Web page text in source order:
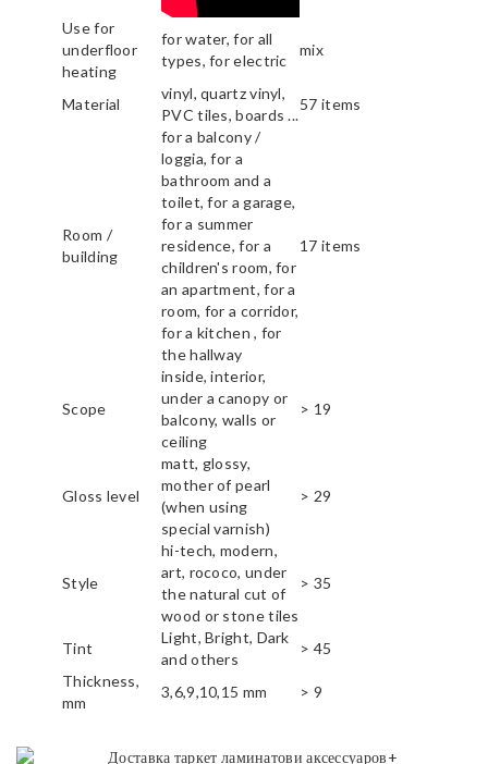
Use for
underfloor
heating
for water, for all
types, for electric
mix
Material
vinyl, quartz vinyl,
PVC tiles, boards ...
57 items
Room /
building
for a balcony /
loggia, for a
bathroom and a
toilet, for a garage,
for a summer
residence, for a
children's room, for
an apartment, for a
room, for a corridor,
for a kitchen , for
the hallway
17 items
Scope
inside, interior,
under a canopy or
balcony, walls or
ceiling
> 19
Gloss level
matt, glossy,
mother of pearl
(when using
special varnish)
> 29
Style
hi-tech, modern,
art, rococo, under
the natural cut of
wood or stone tiles
> 35
Tint
Light, Bright, Dark
and others
> 45
Thickness,
mm
3,6,9,10,15 mm > 9